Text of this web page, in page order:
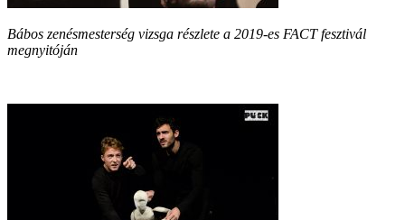
Bábos zenésmesterség vizsga részlete a 2019-es FACT fesztivál
megnyitóján